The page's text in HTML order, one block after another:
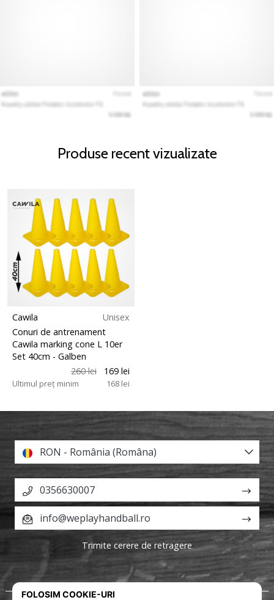
Produse recent vizualizate
Cawila
Unisex
Conuri de antrenament
Cawila marking cone L 10er
Set 40cm - Galben
260 lei
169 lei
Ultimul preț minim 168 lei
RON - România (Româna)
0356630007
info@weplayhandball.ro
Trimite cerere de retragere